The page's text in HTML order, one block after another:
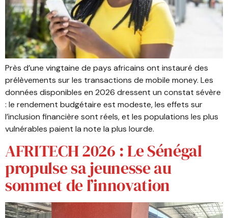
Près d’une vingtaine de pays africains ont instauré des
prélèvements sur les transactions de mobile money. Les
données disponibles en 2026 dressent un constat sévère
: le rendement budgétaire est modeste, les effets sur
l’inclusion financière sont réels, et les populations les plus
vulnérables paient la note la plus lourde.
AFRITECH 2026 : Le Sénégal
propulse sa jeunesse au
sommet de l’innovation